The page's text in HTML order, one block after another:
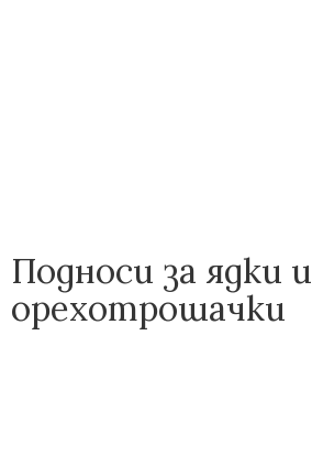
Подноси за ядки и
орехотрошачки